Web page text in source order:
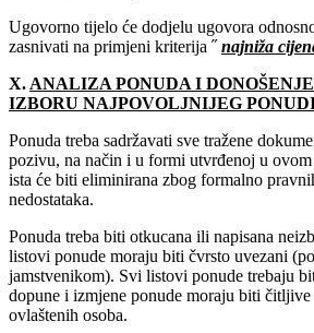
Ugovorno tijelo će dodjelu ugovora
zasnivati na primjeni kriterija ˝najniža
X. ANALIZA PONUDA I
IZBORU NAJPOVOLJNIJEG
Ponuda treba sadržavati sve tražene
pozivu, na način i u formi utvrđenoj u
ista će biti eliminirana zbog formalno
nedostataka.
Ponuda treba biti otkucana ili napisana
listovi ponude moraju biti čvrsto uvezani
jamstvenikom). Svi listovi ponude trebaju
dopune i izmjene ponude moraju biti čitljive
ovlaštenih osoba.